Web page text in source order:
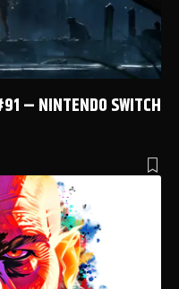
– NINTENDO SWITCH